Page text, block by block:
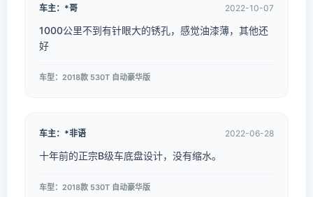
车主：*哥 2022-10-07
1000公里不到有针眼大的锈孔，感觉油漆薄，其他还
好
车型：2018款 530T 自动豪华版
车主：*非语 2022-06-28
十年前的正宗B级车底盘设计，没有缩水。
车型：2018款 530T 自动豪华版